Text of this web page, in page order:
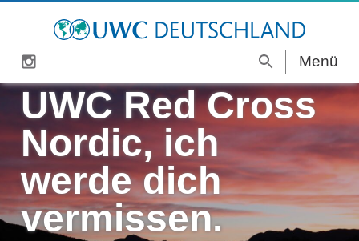
l
t
a
g
r
a
m
S
u
c
h
Menü
Über UWC
UWC-Schulprogramm
UWC-Kurzprogramme
Spenden & Mitgestalten
Aktuelles
UWC Red Cross
Nordic, ich
werde dich
vermissen.